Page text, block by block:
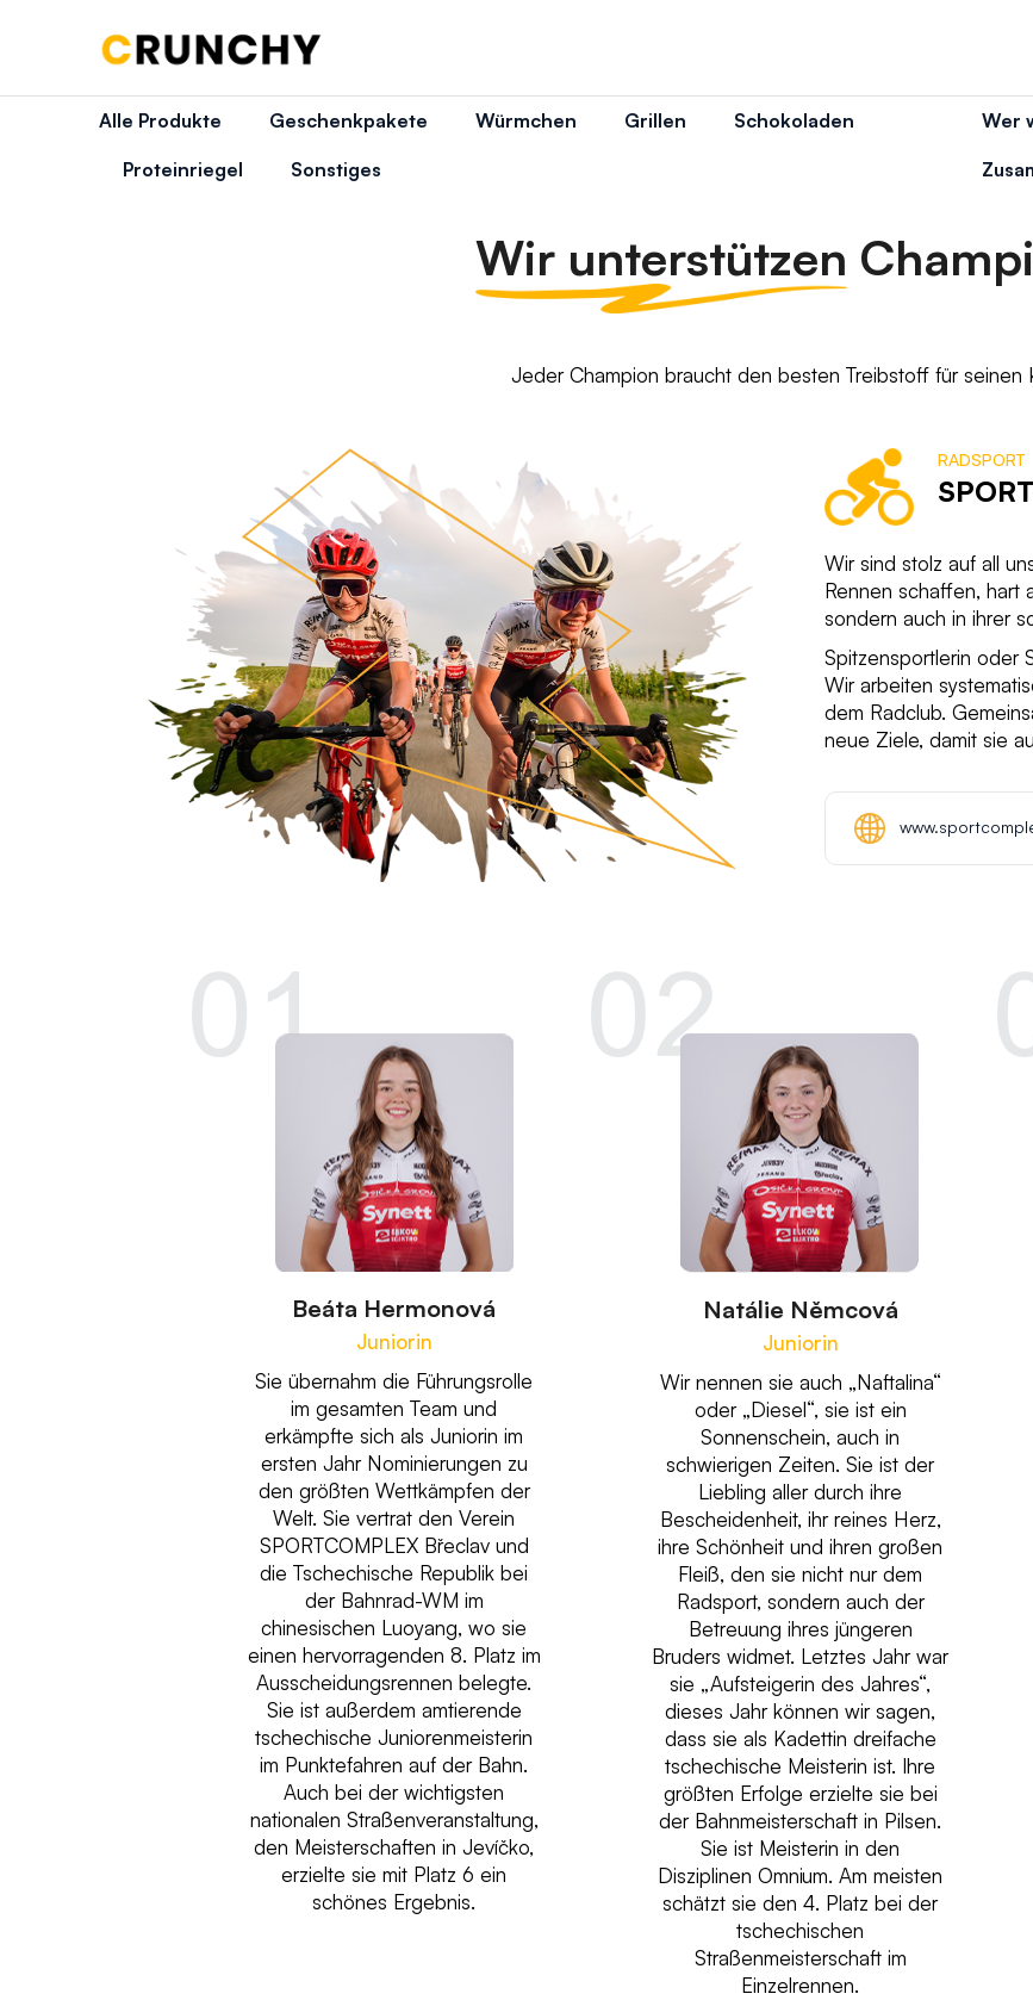
Alle Produkte Geschenkpakete Würmchen Grillen Schokoladen
Proteinriegel Sonstiges
Wer
Wir unterstützen
Jeder Champion braucht den besten Treibstoff für seinen
RADSPORT
Wir sind stolz auf all
Rennen schaffen, hart
sondern auch in ihrer
Spitzensportlerin oder
Wir arbeiten
dem Radclub.
neue Ziele, damit sie
Beáta Hermonová
Juniorin
Sie übernahm die Führungsrolle
im gesamten Team und
erkämpfte sich als Juniorin im
ersten Jahr Nominierungen zu
den größten Wettkämpfen der
Welt. Sie vertrat den Verein
SPORTCOMPLEX Břeclav und
die Tschechische Republik bei
der Bahnrad-WM im
chinesischen Luoyang, wo sie
einen hervorragenden 8. Platz im
Ausscheidungsrennen belegte.
Sie ist außerdem amtierende
tschechische Juniorenmeisterin
im Punktefahren auf der Bahn.
Auch bei der wichtigsten
nationalen Straßenveranstaltung,
den Meisterschaften in Jevíčko,
erzielte sie mit Platz 6 ein
schönes Ergebnis.
Natálie Němcová
Juniorin
Wir nennen sie auch „Naftalina“
oder „Diesel“, sie ist ein
Sonnenschein, auch in
schwierigen Zeiten. Sie ist der
Liebling aller durch ihre
Bescheidenheit, ihr reines Herz,
ihre Schönheit und ihren großen
Fleiß, den sie nicht nur dem
Radsport, sondern auch der
Betreuung ihres jüngeren
Bruders widmet. Letztes Jahr war
sie „Aufsteigerin des Jahres“,
dieses Jahr können wir sagen,
dass sie als Kadettin dreifache
tschechische Meisterin ist. Ihre
größten Erfolge erzielte sie bei
der Bahnmeisterschaft in Pilsen.
Sie ist Meisterin in den
Disziplinen Omnium. Am meisten
schätzt sie den 4. Platz bei der
tschechischen
Straßenmeisterschaft im
Einzelrennen.
Zurück
zum
Einkaufen
Zurück
zum
Einkaufen
SUCHEN
Wir empfehlen